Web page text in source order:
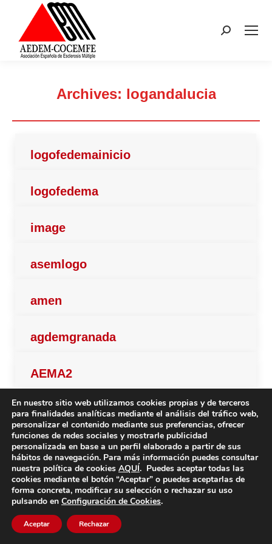
Buscar:
Archives: logandalucia
logofedemainicio
logofedema
image
asemlogo
amen
agdemgranada
AEMA2
ademonubense
ademcg
ACODEM
En nuestro sitio web utilizamos cookies propias y de terceros
para finalidades analíticas mediante el análisis del tráfico web,
personalizar el contenido mediante sus preferencias, ofrecer
funciones de redes sociales y mostrarle publicidad
personalizada en base a un perfil elaborado a partir de sus
hábitos de navegación. Para más información puedes consultar
nuestra política de cookies AQUÍ. Puedes aceptar todas las
cookies mediante el botón “Aceptar” o puedes aceptarlas de
forma concreta, modificar su selección o rechazar su uso
pulsando en Configuración de Cookies.
Aceptar Rechazar